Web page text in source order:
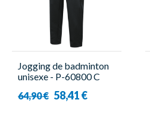
Jogging de badminton
unisexe - P-60800 C
64,90 € 58,41 €